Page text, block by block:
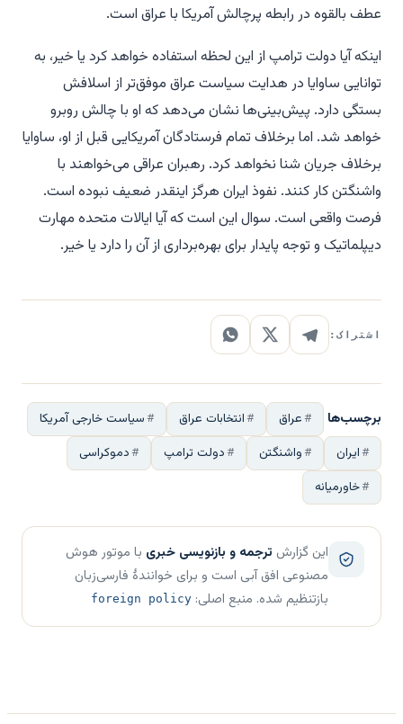
عطف بالقوه در رابطه پرچالش آمریکا با عراق است.
اینکه آیا دولت ترامپ از این لحظه استفاده خواهد کرد یا خیر، به
توانایی ساوایا در هدایت سیاست عراق موفق‌تر از اسلافش
بستگی دارد. پیش‌بینی‌ها نشان می‌دهد که او با چالش روبرو
خواهد شد. اما برخلاف تمام فرستادگان آمریکایی قبل از او، ساوایا
برخلاف جریان شنا نخواهد کرد. رهبران عراقی می‌خواهند با
واشنگتن کار کنند. نفوذ ایران هرگز اینقدر ضعیف نبوده است.
فرصت واقعی است. سوال این است که آیا ایالات متحده مهارت
دیپلماتیک و توجه پایدار برای بهره‌برداری از آن را دارد یا خیر.
اشتراک:
برچسب‌ها عراق انتخابات عراق
سیاست خارجی آمریکا
ایران
واشنگتن دولت ترامپ
دموکراسی
خاورمیانه
این گزارش ترجمه و بازنویسی خبری با موتور هوش
مصنوعی افق آبی است و برای خوانندهٔ فارسی‌زبان
بازتنظیم شده. منبع اصلی: foreign policy